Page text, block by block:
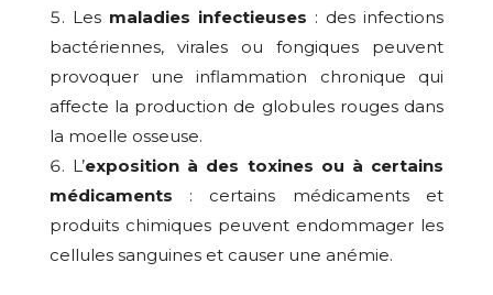
Les maladies infectieuses : des infections
bactériennes, virales ou fongiques peuvent
provoquer une inflammation chronique qui
affecte la production de globules rouges dans
la moelle osseuse.
L’exposition à des toxines ou à certains
médicaments : certains médicaments et
produits chimiques peuvent endommager les
cellules sanguines et causer une anémie.